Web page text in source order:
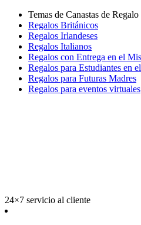
Temas de Canastas de Regalo
Regalos Británicos
Regalos Irlandeses
Regalos Italianos
Regalos con Entrega en el
Regalos para Estudiantes en
Regalos para Futuras Madres
Regalos para eventos virtuales
24×7 servicio al cliente